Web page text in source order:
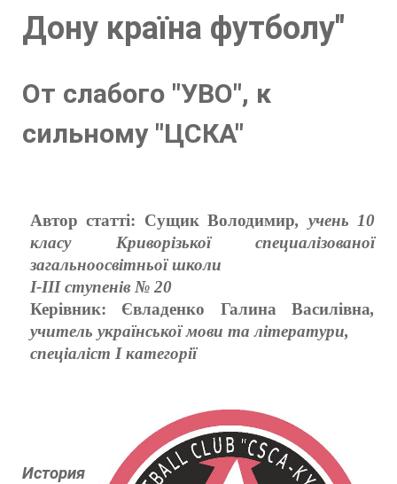
Дону країна футболу"
От слабого "УВО", к
сильному "ЦСКА"
Автор статті: Сущик Володимир, учень 10
класу Криворізької специалізованої
загальноосвітньої школи
І-ІІІ ступенів № 20
Керівник: Євладенко Галина Василівна,
учитель української мови та літератури,
спеціаліст І категорії
История